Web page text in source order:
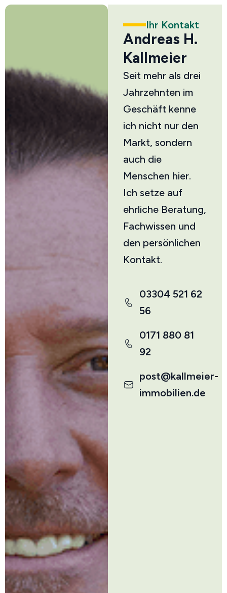
Ihr Kontakt
Andreas H.
Kallmeier
Seit mehr als drei
Jahrzehnten im
Geschäft kenne
ich nicht nur den
Markt, sondern
auch die
Menschen hier.
Ich setze auf
ehrliche Beratung,
Fachwissen und
den persönlichen
Kontakt.
03304 521 62
56
0171 880 81
92
post@kallmeier-
immobilien.de